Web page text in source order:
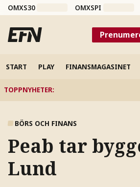
OMXS30 OMXSPI
START PLAY FINANSMAGASINET
TOPPNYHETER:
BÖRS OCH FINANS
Peab tar
Lund